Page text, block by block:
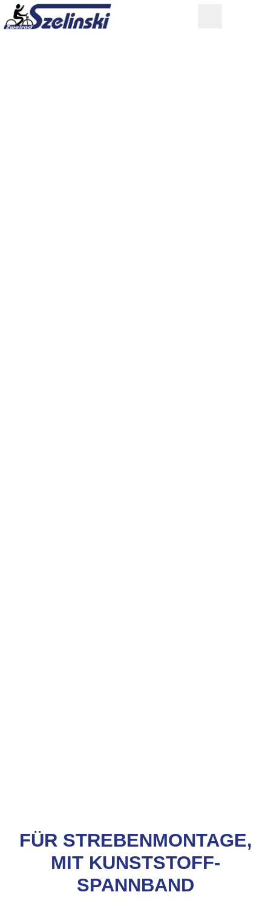
FÜR STREBENMONTAGE,
MIT KUNSTSTOFF-
SPANNBAND